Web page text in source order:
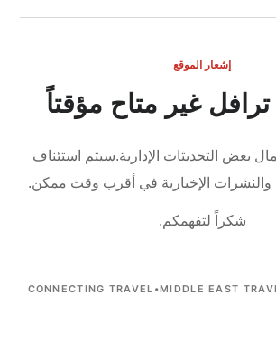
إشعار الموقع
ترافل غير متاح مؤقتاً
بعض التحديثات الإدارية.سيتم استئناف
والنشرات الإخبارية في أقرب وقت ممكن.
شكراً لتفهمكم.
CONNECTING TRAVEL •MIDDLE EAST